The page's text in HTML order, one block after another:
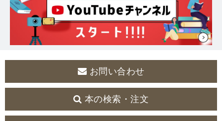
お問い合わせ
本の検索・注文